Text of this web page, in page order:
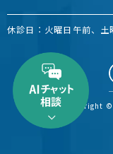
休診日：火曜日午前、
Copyright